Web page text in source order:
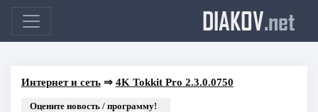
DIAKOV.net
Интернет и сеть⇒ 4K Tokkit Pro 2.3.0.0750
Оцените новость / программу!